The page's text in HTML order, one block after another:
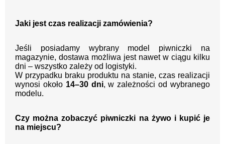
Jaki jest czas realizacji zamówienia?
Jeśli posiadamy wybrany model piwniczki na
magazynie, dostawa możliwa jest nawet w ciągu kilku
dni – wszystko zależy od logistyki.
W przypadku braku produktu na stanie, czas realizacji
wynosi około 14–30 dni, w zależności od wybranego
modelu.
Czy można zobaczyć piwniczki na żywo i kupić je
na miejscu?